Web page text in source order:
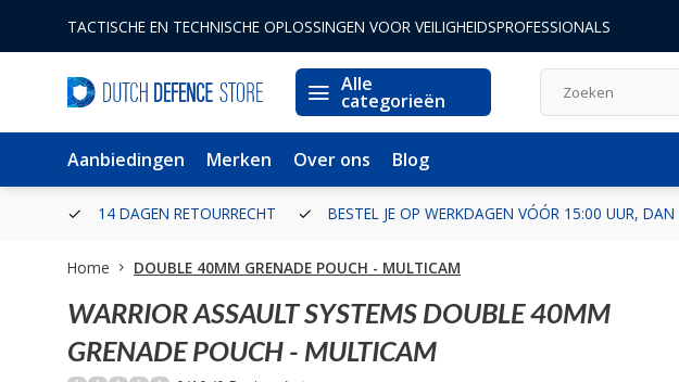
TACTISCHE EN TECHNISCHE OPLOSSINGEN VOOR VEILIGHEIDSPROFESSIONALS
Alle
categorieën
Aanbiedingen Merken Over ons Blog
14 DAGEN RETOURRECHT BESTEL JE OP WERKDAGEN VÓÓR 15:00 UUR,
Home DOUBLE 40MM GRENADE POUCH - MULTICAM
WARRIOR ASSAULT SYSTEMS DOUBLE 40MM
GRENADE POUCH - MULTICAM